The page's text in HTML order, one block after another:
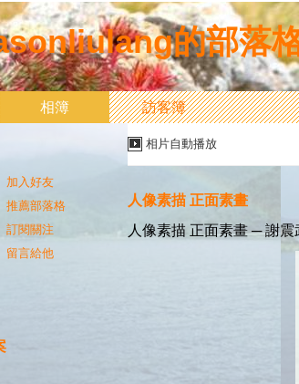
的部落
相簿 訪客簿
相片自動播放
人像素描 正面素畫
人像素描 正面素畫 ─ 謝震
加入好友
推薦部落格
訂閱關注
留言給他